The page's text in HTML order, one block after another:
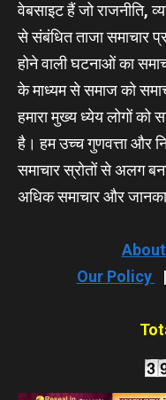
वेबसाइट हैं जो राजनीति,
से संबंधित ताजा समाचार
होने वाली घटनाओं का
के माध्यम से समाज को
हमारा मुख्य ध्येय लोगों को
है। हम उच्च गुणवत्ता और
समाचार स्रोतों से अलग
अधिक समाचार और
Our Policy
|